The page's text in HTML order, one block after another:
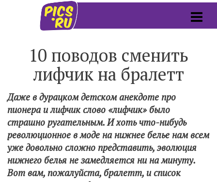
10 поводов сменить
лифчик на бралетт
Даже в дурацком детском анекдоте про
пионера и лифчик слово «лифчик» было
страшно ругательным. И хоть что-нибудь
революционное в моде на нижнее белье нам всем
уже довольно сложно представить, эволюция
нижнего белья не замедляется ни на минуту.
Вот вам, пожалуйста, бралетт, и список